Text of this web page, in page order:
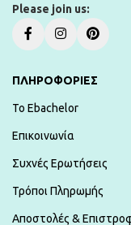
Please join us:
ΠΛΗΡΟΦΟΡΙΕΣ
To Ebachelor
Επικοινωνία
Συχνές Ερωτήσεις
Τρόποι Πληρωμής
Αποστολές &